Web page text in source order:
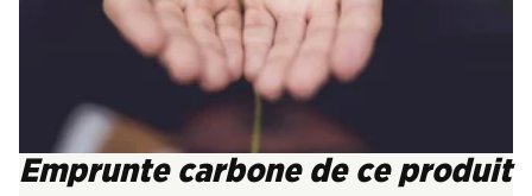
Emprunte carbone de ce produit